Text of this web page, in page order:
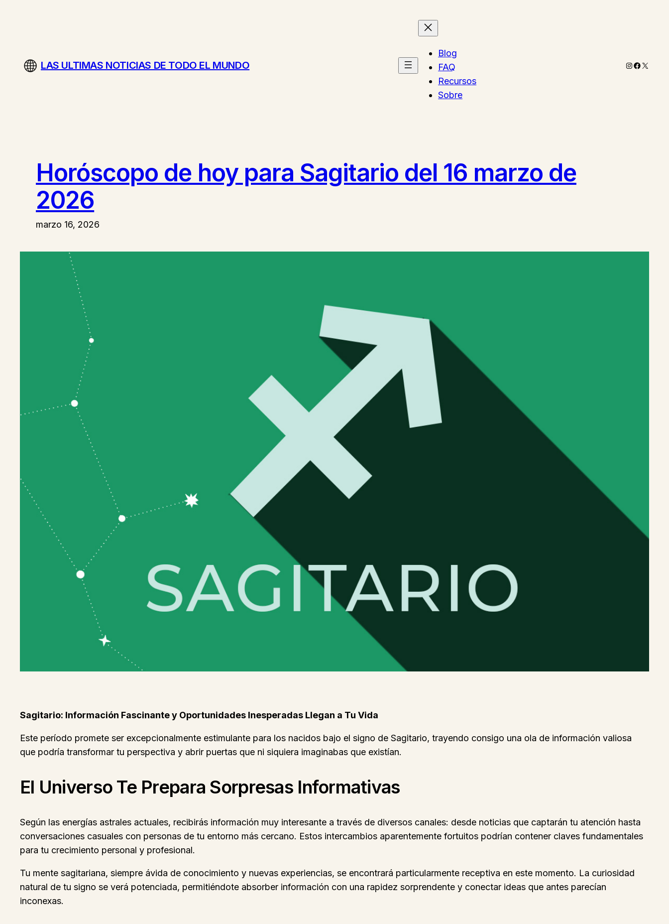
LAS ULTIMAS NOTICIAS DE TODO EL MUNDO
Blog
FAQ
Recursos
Sobre
Instagram
X
Horóscopo de hoy para Sagitario del 16 marzo de
2026
marzo 16, 2026
Sagitario: Información Fascinante y Oportunidades Inesperadas Llegan a Tu Vida
Este período promete ser excepcionalmente estimulante para los nacidos bajo el signo de Sagitario, trayendo consigo una ola de información valiosa
que podría transformar tu perspectiva y abrir puertas que ni siquiera imaginabas que existían.
El Universo Te Prepara Sorpresas Informativas
Según las energías astrales actuales, recibirás información muy interesante a través de diversos canales: desde noticias que captarán tu atención hasta
conversaciones casuales con personas de tu entorno más cercano. Estos intercambios aparentemente fortuitos podrían contener claves fundamentales
para tu crecimiento personal y profesional.
Tu mente sagitariana, siempre ávida de conocimiento y nuevas experiencias, se encontrará particularmente receptiva en este momento. La curiosidad
natural de tu signo se verá potenciada, permitiéndote absorber información con una rapidez sorprendente y conectar ideas que antes parecían
inconexas.